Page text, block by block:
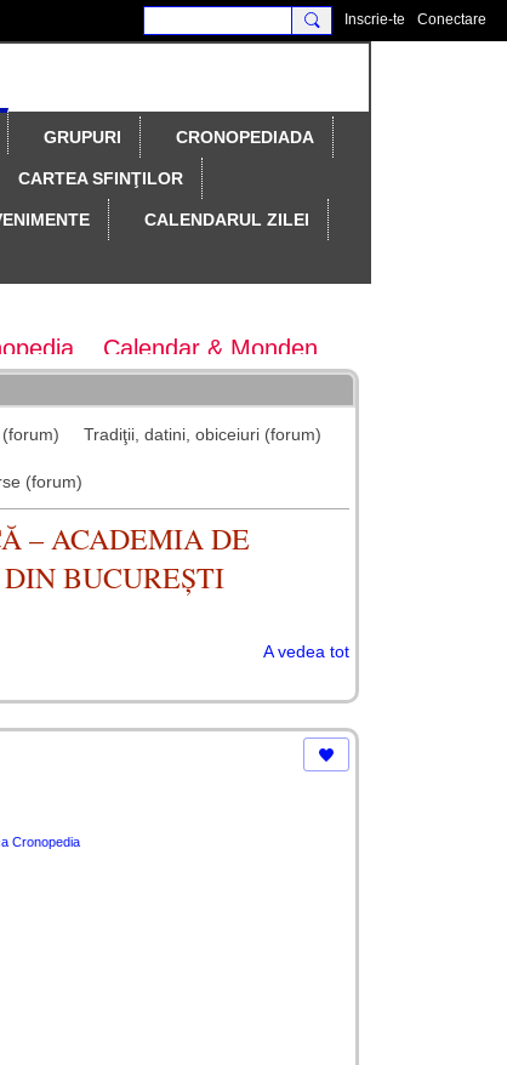
Inscrie-te Conectare
GRUPURI CRONOPEDIADA
CARTEA SFINŢILOR
CALENDARUL ZILEI
Calendar & Monden
maratonul colindelor
Tradiţii, datini, obiceiuri (forum)
(forum)
– ACADEMIA DE
BUCUREȘTI
A vedea tot
Cronopedia